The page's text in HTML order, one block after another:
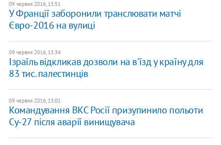
09 червня 2016, 15:51
У Франції заборонили транслювати матчі
Євро-2016 на вулиці
09 червня 2016, 15:34
Ізраїль відкликав дозволи на в'їзд у країну для
83 тис. палестинців
09 червня 2016, 15:01
Командування ВКС Росії призупинило польоти
Су-27 після аварії винищувача